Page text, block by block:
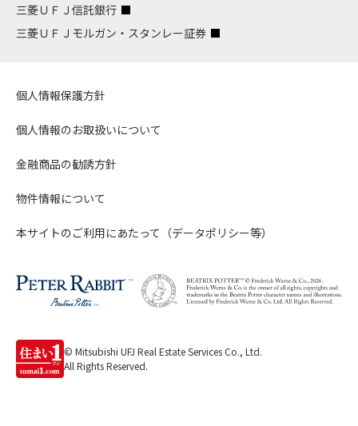
三菱ＵＦＪ信託銀行
三菱ＵＦＪモルガン・スタンレー証券
個人情報保護方針
個人情報のお取扱いについて
金融商品の勧誘方針
物件情報について
本サイトのご利用にあたって（データポリシー等）
© Mitsubishi UFJ Real Estate Services Co., Ltd.
All Rights Reserved.